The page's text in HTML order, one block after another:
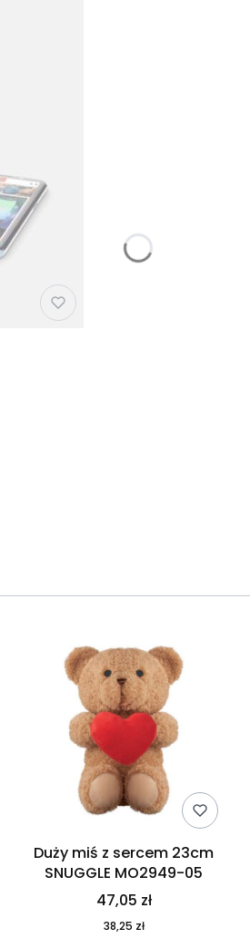
Duży miś z sercem 23cm
SNUGGLE MO2949-05
47,05 zł
38,25 zł